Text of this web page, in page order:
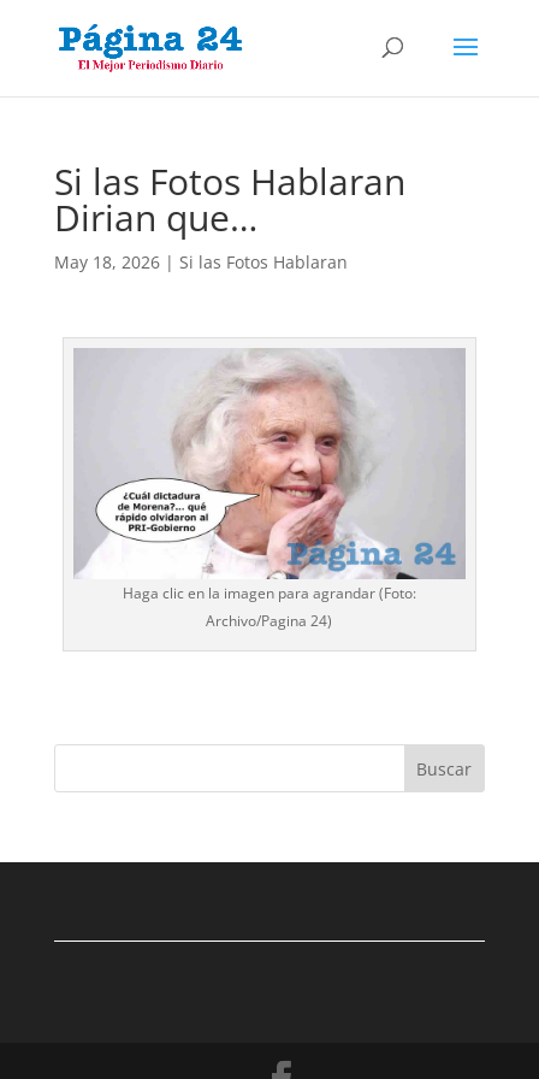
Si las Fotos Hablaran
Dirian que…
May 18, 2026| Si las Fotos Hablaran
Haga clic en la imagen para agrandar (Foto:
Archivo/Pagina 24)
Buscar